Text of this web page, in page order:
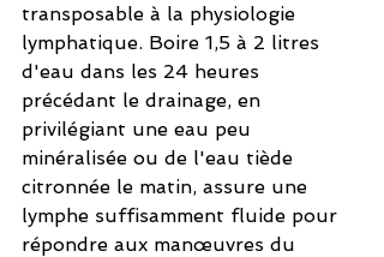
transposable à la physiologie
lymphatique. Boire 1,5 à 2 litres
d'eau dans les 24 heures
précédant le drainage, en
privilégiant une eau peu
minéralisée ou de l'eau tiède
citronnée le matin, assure une
lymphe suffisamment fluide pour
répondre aux manœuvres du